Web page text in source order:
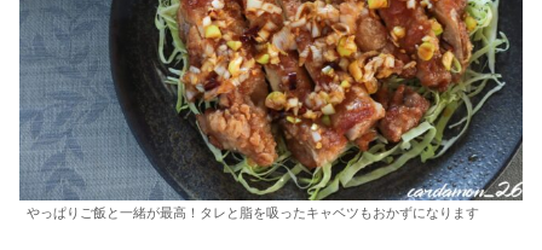
やっぱりご飯と一緒が最高！タレと脂を吸ったキャベツもおかずになります